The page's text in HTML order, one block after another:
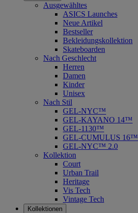
Ausgewähltes
ASICS Launches
Neue Artikel
Bestseller
Bekleidungskollektion
Skateboarden
Nach Geschlecht
Herren
Damen
Kinder
Unisex
Nach Stil
GEL-NYC™
GEL-KAYANO 14™
GEL-1130™
GEL-CUMULUS 16™
GEL-NYC™ 2.0
Kollektion
Court
Urban Trail
Heritage
Vis Tech
Vintage Tech
Kollektionen